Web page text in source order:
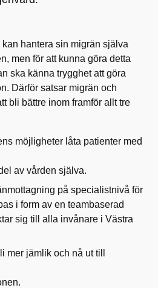
hantera sin migrän själva
men för att kunna göra detta
ska känna trygghet att göra
Därför satsar migrän och
bli bättre inom framför allt tre
möjligheter låta patienter med
av vården själva.
på specialistnivå för
i form av en teambaserad
sig till alla invånare i Västra
mer jämlik och nå ut till